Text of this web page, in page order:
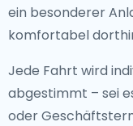
ein besonderer
komfortabel
Jede Fahrt wird
abgestimmt – sei
oder